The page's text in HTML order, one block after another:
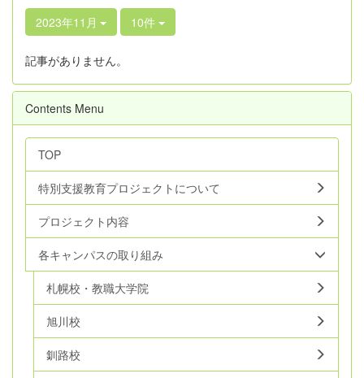
2023年11月 10件
記事がありません。
Contents Menu
TOP
特別支援教育プロジェクトについて
プロジェクト内容
各キャンパスの取り組み
札幌校・教職大学院
旭川校
釧路校